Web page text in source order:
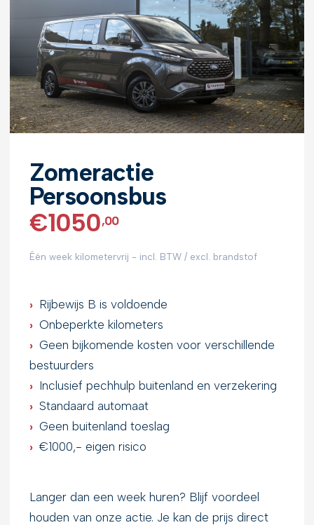
Zomeractie
Persoonsbus
€1050,00
Één week kilometervrij - incl. BTW / excl. brandstof
›. Rijbewijs B is voldoende
›. Onbeperkte kilometers
›. Geen bijkomende kosten voor verschillende
bestuurders
›. Inclusief pechhulp buitenland en verzekering
›. Standaard automaat
›. Geen buitenland toeslag
›. €1000,- eigen risico
Langer dan een week huren? Blijf voordeel
houden van onze actie. Je kan de prijs direct